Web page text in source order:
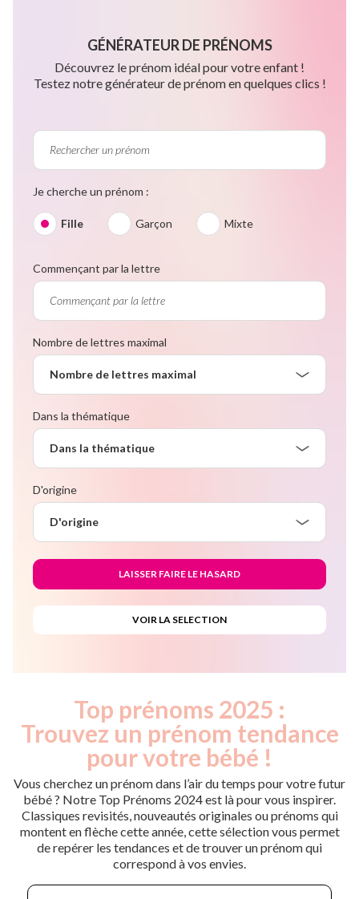
GÉNÉRATEUR DE PRÉNOMS
Découvrez le prénom idéal pour votre enfant !
Testez notre générateur de prénom en quelques clics !
Je cherche un prénom :
Fille Garçon Mixte
Commençant par la lettre
Nombre de lettres maximal
Nombre de lettres maximal
Dans la thématique
Dans la thématique
D'origine
D'origine
Top prénoms 2025 :
Trouvez un prénom tendance
pour votre bébé !
Vous cherchez un prénom dans l’air du temps pour votre futur
bébé ? Notre Top Prénoms 2024 est là pour vous inspirer.
Classiques revisités, nouveautés originales ou prénoms qui
montent en flèche cette année, cette sélection vous permet
de repérer les tendances et de trouver un prénom qui
correspond à vos envies.